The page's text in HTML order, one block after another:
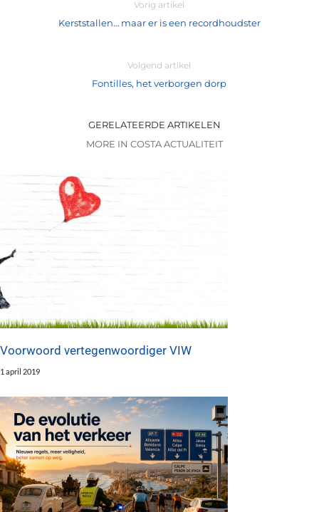
Vorig artikel
Kerststallen… maar er is een recordhoudster
Volgend artikel
Fontilles, het verborgen dorp
GERELATEERDE ARTIKELEN
MORE IN COSTA ACTUALITEIT
Voorwoord vertegenwoordiger VIW
1 april 2019